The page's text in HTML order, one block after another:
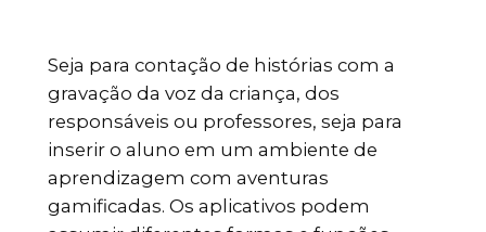
Seja para contação de histórias com a
gravação da voz da criança, dos
responsáveis ou professores, seja para
inserir o aluno em um ambiente de
aprendizagem com aventuras
gamificadas. Os aplicativos podem